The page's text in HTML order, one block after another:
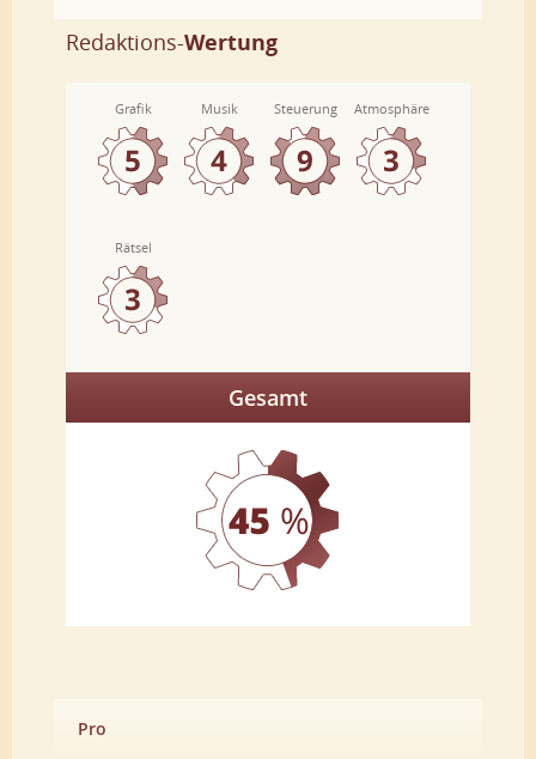
Redaktions-Wertung
Grafik Musik Steuerung Atmosphäre
Rätsel
Gesamt
Pro